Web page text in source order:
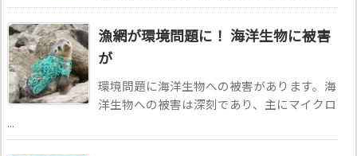
漁網が環境問題に！ 海洋生物に被害
が
環境問題に海洋生物への被害があります。海
洋生物への被害は深刻であり、主にマイクロ
...